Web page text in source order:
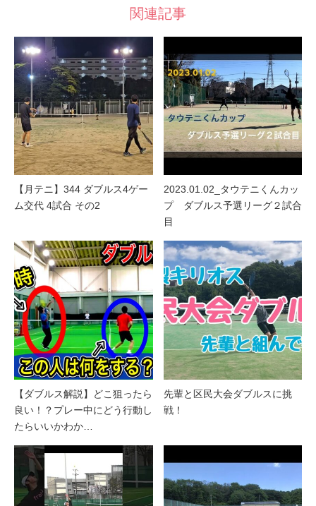
関連記事
【月テニ】344 ダブルス4ゲー
ム交代 4試合 その2
2023.01.02_タウテニくんカッ
プ ダブルス予選リーグ２試合
目
【ダブルス解説】どこ狙ったら
良い！？プレー中にどう行動し
たらいいかわか…
先輩と区民大会ダブルスに挑
戦！